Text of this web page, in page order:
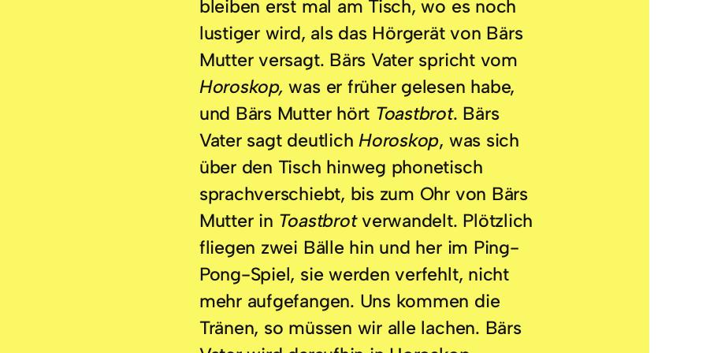
bleiben erst mal am Tisch, wo es noch
lustiger wird, als das Hörgerät von Bärs
Mutter versagt. Bärs Vater spricht vom
Horoskop,was er früher gelesen habe,
und Bärs Mutter hört Toastbrot. Bärs
Vater sagt deutlichHoroskop, was sich
über den Tisch hinweg phonetisch
sprachverschiebt, bis zum Ohr von Bärs
Mutter in Toastbrotverwandelt. Plötzlich
fliegen zwei Bälle hin und her im Ping-
Pong-Spiel, sie werden verfehlt, nicht
mehr aufgefangen. Uns kommen die
Tränen, so müssen wir alle lachen. Bärs